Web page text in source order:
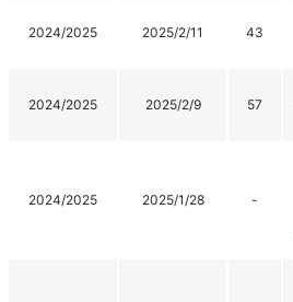
2024/2025 2025/2/11 43
2024/2025 2025/2/9 57
2024/2025 2025/1/28 -